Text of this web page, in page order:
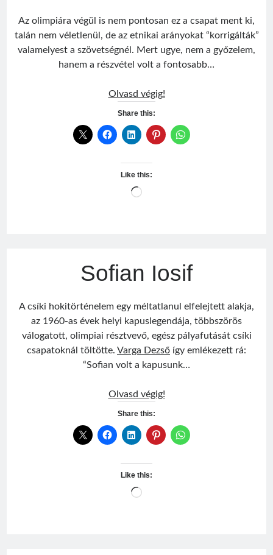
Az olimpiára végül is nem pontosan ez a csapat ment ki,
talán nem véletlenül, de az etnikai arányokat “korrigálták”
valamelyest a szövetségnél. Mert ugye, nem a győzelem,
hanem a részvétel volt a fontosabb…
Olvasd végig!Román
Share this:
Like this:
Loading…
Sofian Iosif
A csíki hokitörténelem egy méltatlanul elfelejtett alakja,
az 1960-as évek helyi kapuslegendája, többszörös
válogatott, olimpiai résztvevő, egész pályafutását csíki
csapatoknál töltötte. Varga Dezső így emlékezett rá:
“Sofian volt a kapusunk…
Olvasd végig!Sofian
Share this:
Like this:
Loading…